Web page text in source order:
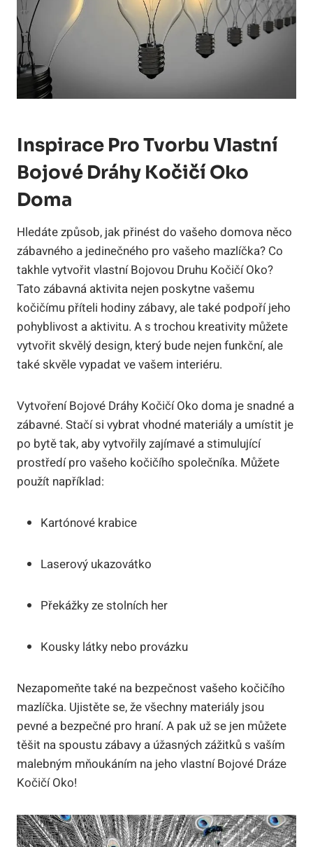
Inspirace Pro Tvorbu Vlastní
Bojové Dráhy Kočičí Oko
Doma
Hledáte způsob, jak přinést do vašeho domova něco
zábavného a jedinečného pro vašeho mazlíčka? Co
takhle vytvořit vlastní Bojovou Druhu Kočičí Oko?
Tato zábavná aktivita nejen poskytne vašemu
kočičímu příteli hodiny zábavy, ale také podpoří jeho
pohyblivost a aktivitu. A s trochou kreativity můžete
vytvořit skvělý design, který bude nejen funkční, ale
také skvěle vypadat ve vašem interiéru.
Vytvoření Bojové Dráhy Kočičí Oko doma je snadné a
zábavné. Stačí si vybrat vhodné materiály a umístit je
po bytě tak, aby vytvořily zajímavé a stimulující
prostředí pro vašeho kočičího společníka. Můžete
použít například:
Kartónové krabice
Laserový ukazovátko
Překážky ze stolních her
Kousky látky nebo provázku
Nezapomeňte také na bezpečnost vašeho kočičího
mazlíčka. Ujistěte se, že všechny materiály jsou
pevné a bezpečné pro hraní. A pak už se jen můžete
těšit na spoustu zábavy a úžasných zážitků s vaším
malebným mňoukáním na jeho vlastní Bojové Dráze
Kočičí Oko!